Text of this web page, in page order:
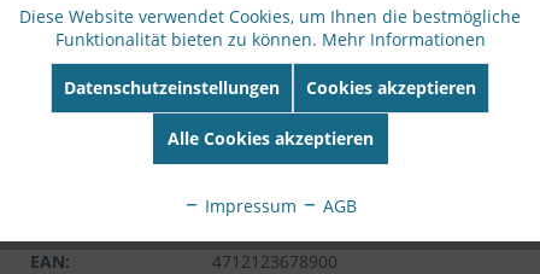
Merken Bewerten
WH81D4616
EAN:
4712123678900
Diese Website verwendet Cookies, um Ihnen die bestmögliche
Funktionalität bieten zu können. Mehr Informationen
Datenschutzeinstellungen Cookies akzeptieren
Alle Cookies akzeptieren
Impressum AGB